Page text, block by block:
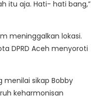
itu aja. Hati- hati bang,”
meninggalkan lokasi.
DPRD Aceh menyoroti
menilai sikap Bobby
keharmonisan